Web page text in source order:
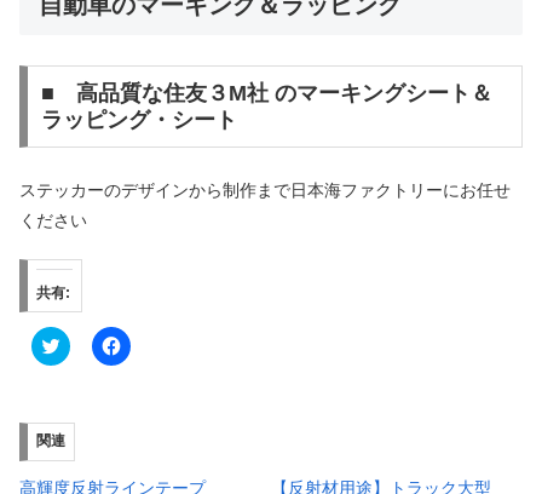
■ 高品質な住友３M社 のマーキングシート＆
ラッピング・シート
ステッカーのデザインから制作まで日本海ファクトリーにお任せ
ください
共有:
ク
リ
て
T
w
i
t
F
a
共
関連
高輝度反射ラインテープ
【反射材用途】トラック大型